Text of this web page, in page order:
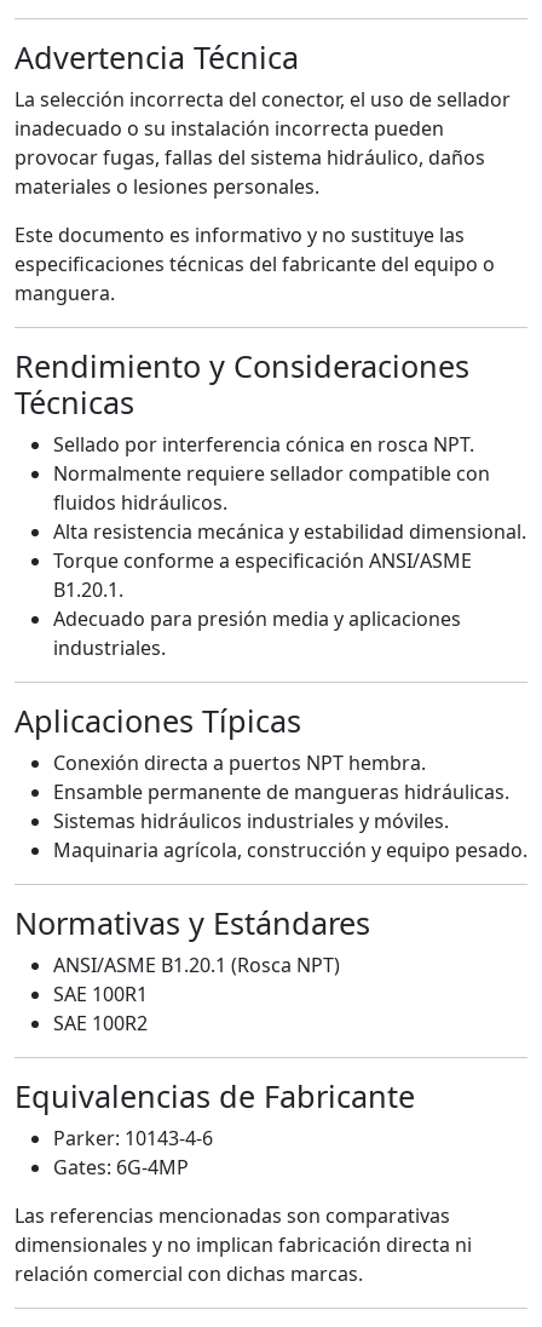
Advertencia Técnica
La selección incorrecta del conector, el uso de sellador
inadecuado o su instalación incorrecta pueden
provocar fugas, fallas del sistema hidráulico, daños
materiales o lesiones personales.
Este documento es informativo y no sustituye las
especificaciones técnicas del fabricante del equipo o
manguera.
Rendimiento y Consideraciones
Técnicas
Sellado por interferencia cónica en rosca NPT.
Normalmente requiere sellador compatible con
fluidos hidráulicos.
Alta resistencia mecánica y estabilidad dimensional.
Torque conforme a especificación ANSI/ASME
B1.20.1.
Adecuado para presión media y aplicaciones
industriales.
Aplicaciones Típicas
Conexión directa a puertos NPT hembra.
Ensamble permanente de mangueras hidráulicas.
Sistemas hidráulicos industriales y móviles.
Maquinaria agrícola, construcción y equipo pesado.
Normativas y Estándares
ANSI/ASME B1.20.1 (Rosca NPT)
SAE 100R1
SAE 100R2
Equivalencias de Fabricante
Parker: 10143-4-6
Gates: 6G-4MP
Las referencias mencionadas son comparativas
dimensionales y no implican fabricación directa ni
relación comercial con dichas marcas.